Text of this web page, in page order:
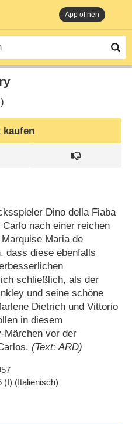
App öffnen
kaufen
Dino della Fiaba
nach einer reichen
Maria de
dass diese ebenfalls
schließlich, als der
und seine schöne
Dietrich und Vittorio
in diesem
Märchen vor der
(Text: ARD)
(I) (Italienisch)